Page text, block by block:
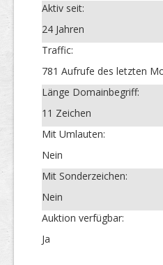
Aktiv seit:
24 Jahren
Traffic:
781 Aufrufe des letzten
Länge Domainbegriff:
11 Zeichen
Mit Umlauten:
Nein
Mit Sonderzeichen:
Nein
Auktion verfügbar:
Ja